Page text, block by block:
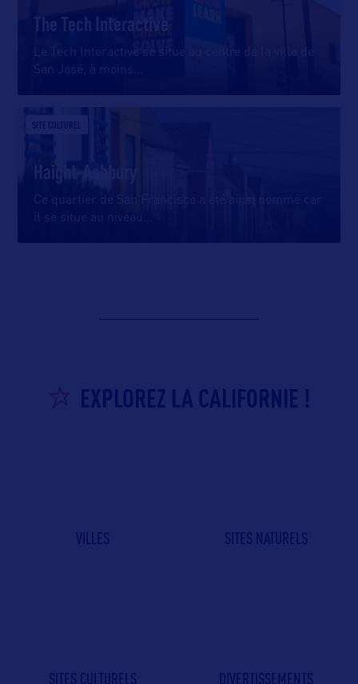
The Tech Interactive
Le Tech Interactive se situe au centre de la ville de
San José, à moins
SITE CULTUREL
Haight-Ashbury
Ce quartier de San Francisco a été ainsi nommé car
il se situe au niveau
EXPLOREZ LA CALIFORNIE !
VILLES SITES NATURELS
SITES CULTURELS DIVERTISSEMENTS